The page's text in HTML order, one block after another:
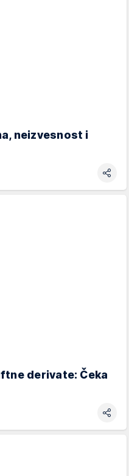
neizvesnost i
derivate: Čeka